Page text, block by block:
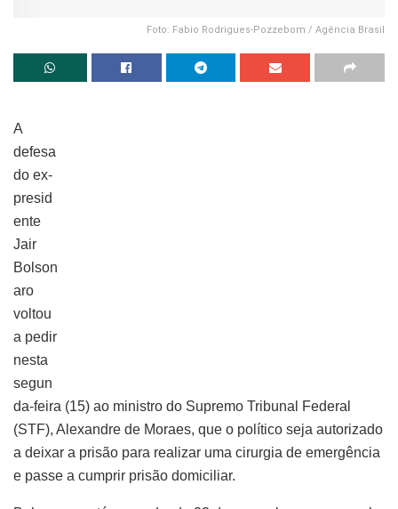
Foto: Fabio Rodrigues-Pozzebom / Agência Brasil
A
defesa
do ex-
presid
ente
Jair
Bolson
aro
voltou
a pedir
nesta
segun
da-feira (15) ao ministro do Supremo Tribunal Federal
(STF), Alexandre de Moraes, que o político seja autorizado
a deixar a prisão para realizar uma cirurgia de emergência
e passe a cumprir prisão domiciliar.